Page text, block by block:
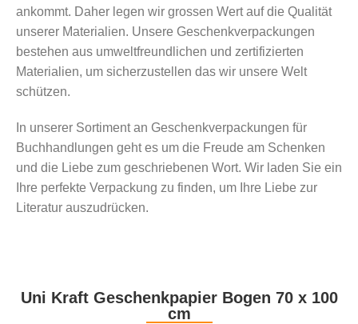
ankommt. Daher legen wir grossen Wert auf die Qualität
unserer Materialien. Unsere Geschenkverpackungen
bestehen aus umweltfreundlichen und zertifizierten
Materialien, um sicherzustellen das wir unsere Welt
schützen.
In unserer Sortiment an Geschenkverpackungen für
Buchhandlungen geht es um die Freude am Schenken
und die Liebe zum geschriebenen Wort. Wir laden Sie ein
Ihre perfekte Verpackung zu finden, um Ihre Liebe zur
Literatur auszudrücken.
Uni Kraft Geschenkpapier Bogen 70 x 100
cm